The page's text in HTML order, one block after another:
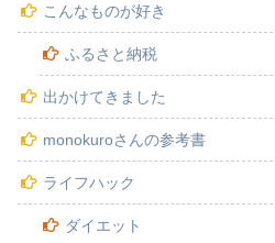
こんなものが好き
ふるさと納税
出かけてきました
monokuroさんの参考書
ライフハック
ダイエット